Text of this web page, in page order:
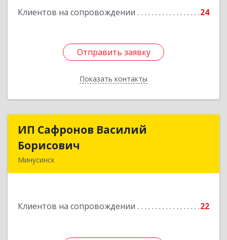
Клиентов на сопровождении 24
Отправить заявку
Показать контакты
Отправить заявку
Назад
ИП Сафронов Василий
Борисович
Минусинск
Клиентов на сопровождении 22
ИП Сафронов Василий
Подробнее